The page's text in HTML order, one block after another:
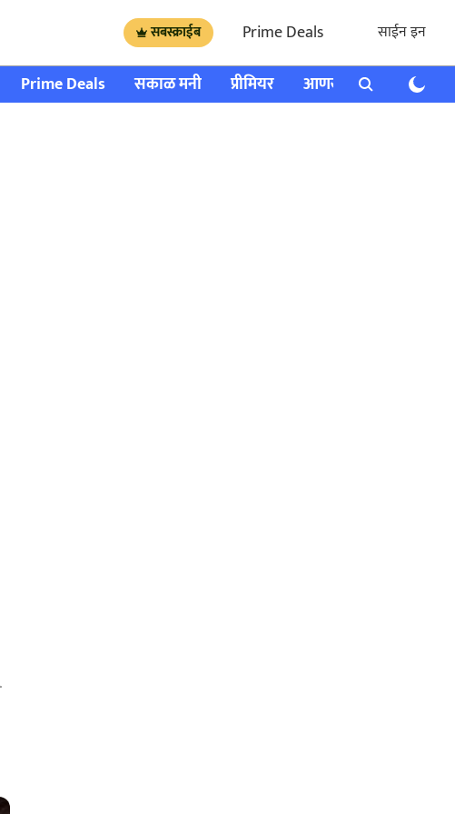
सबस्क्राईब Prime Deals साईन इन
Prime Deals सकाळ मनी प्रीमियर आणखी राशी भविष्य